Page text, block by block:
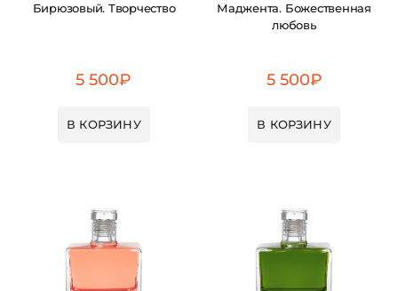
Бирюзовый. Творчество
5 500₽
В КОРЗИНУ
Маджента. Божественная
любовь
5 500₽
В КОРЗИНУ